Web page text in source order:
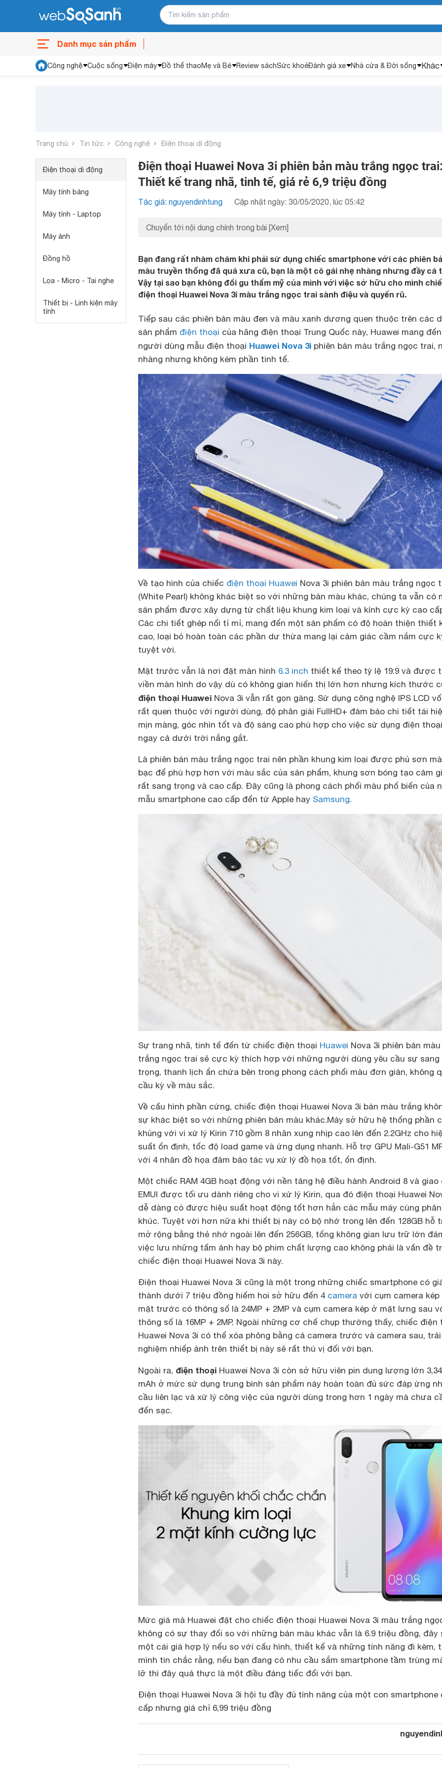
Danh mục sản phẩm
Công nghệ Cuộc sống Điện máy Đồ thể thaoMẹ và Bé Review sáchSức khoẻĐánh giá xe Nhà cửa & Đời sống Khác
Trang chủ Tin tức Công nghệ Điện thoại di động
Điện thoại di động
Máy tính bảng
Máy tính - Laptop
Máy ảnh
Đồng hồ
Loa - Micro - Tai nghe
Thiết bị - Linh kiện máy
tính
Điện thoại Huawei Nova 3i phiên bản màu trắng ngọc
Thiết kế trang nhã, tinh tế, giá rẻ 6,9 triệu đồng
Tác giả: nguyendinhtung Cập nhật ngày: 30/05/2020, lúc 05:42
Chuyển tới nội dung chính trong bài [Xem]
Bạn đang rất nhàm chám khi phải sử dụng chiếc smartphone với các phiên
màu truyền thống đã quá xưa cũ, bạn là một cô gái nhẹ nhàng nhưng đầy cá
Vậy tại sao bạn không đổi gu thẩm mỹ của mình với việc sở hữu cho mình
điện thoại Huawei Nova 3i màu trắng ngọc trai sành điệu và quyến rũ.
Tiếp sau các phiên bản màu đen và màu xanh dương quen thuộc trên các
sản phẩm điện thoại của hãng điện thoại Trung Quốc này, Huawei mang
người dùng mẫu điện thoại Huawei Nova 3i phiên bản màu trắng ngọc trai,
nhàng nhưng không kém phần tinh tế.
Về tạo hình của chiếc điện thoại Huawei Nova 3i phiên bản màu trắng ngọc
(White Pearl) không khác biệt so với những bản màu khác, chúng ta vẫn có
sản phẩm được xây dựng từ chất liệu khung kim loại và kính cực kỳ cao
Các chi tiết ghép nối tỉ mỉ, mang đến một sản phẩm có độ hoàn thiện thiết
cao, loại bỏ hoàn toàn các phần dư thừa mang lại cảm giác cầm nắm cực
tuyệt vời.
Mặt trước vẫn là nơi đặt màn hình 6.3 inch thiết kế theo tỷ lệ 19:9 và được
viền màn hình do vậy dù có không gian hiển thị lớn hơn nhưng kích thước
điện thoại Huawei Nova 3i vẫn rất gọn gàng. Sử dụng công nghệ IPS LCD
rất quen thuộc với người dùng, độ phân giải FullHD+ đảm bảo chi tiết tái
mịn màng, góc nhìn tốt và độ sáng cao phù hợp cho việc sử dụng điện thoại
ngay cả dưới trời nắng gắt.
Là phiên bản màu trắng ngọc trai nên phần khung kim loại được phủ sơn
bạc để phù hợp hơn với màu sắc của sản phẩm, khung sơn bóng tạo cảm
rất sang trọng và cao cấp. Đây cũng là phong cách phối màu phổ biến của
mẫu smartphone cao cấp đến từ Apple hay Samsung.
Sự trang nhã, tinh tế đến từ chiếc điện thoại Huawei Nova 3i phiên bản màu
trắng ngọc trai sẽ cực kỳ thích hợp với những người dùng yêu cầu sự sang
trọng, thanh lịch ẩn chứa bên trong phong cách phối màu đơn giản, không
cầu kỳ về màu sắc.
Về cấu hình phần cứng, chiếc điện thoại Huawei Nova 3i bản màu trắng
sự khác biệt so với những phiên bản màu khác.Máy sở hữu hệ thống phần
khủng với vi xử lý Kirin 710 gồm 8 nhân xung nhịp cao lên đến 2.2GHz cho
suất ổn định, tốc độ load game và ứng dụng nhanh. Hỗ trợ GPU Mali-G51
với 4 nhân đồ họa đảm bảo tác vụ xử lý đồ họa tốt, ổn định.
Một chiếc RAM 4GB hoạt động với nền tảng hệ điều hành Android 8 và giao
EMUI được tối ưu dành riêng cho vi xử lý Kirin, qua đó điện thoại Huawei
dễ dàng có được hiệu suất hoạt động tốt hơn hẳn các mẫu máy cùng phân
khúc. Tuyệt vời hơn nữa khi thiết bị này có bộ nhớ trong lên đến 128GB hỗ
mở rộng bằng thẻ nhớ ngoài lên đến 256GB, tổng không gian lưu trữ lớn
việc lưu những tấm ảnh hay bộ phim chất lượng cao không phải là vấn đề
chiếc điện thoại Huawei Nova 3i này.
Điện thoại Huawei Nova 3i cũng là một trong những chiếc smartphone có
thành dưới 7 triệu đồng hiếm hoi sở hữu đến 4 camera với cụm camera
mặt trước có thông số là 24MP + 2MP và cụm camera kép ở mặt lưng sau
thông số là 16MP + 2MP. Ngoài những cơ chế chụp thường thấy, chiếc điện
Huawei Nova 3i có thể xóa phông bằng cả camera trước và camera sau, trải
nghiệm nhiếp ảnh trên thiết bị này sẽ rất thú vị đối với bạn.
Ngoài ra, điện thoại Huawei Nova 3i còn sở hữu viên pin dung lượng lớn
mAh ở mức sử dụng trung bình sản phẩm này hoàn toàn đủ sức đáp ứng
cầu liên lạc và xử lý công việc của người dùng trong hơn 1 ngày mà chưa
đến sạc.
Mức giá mà Huawei đặt cho chiếc điện thoại Huawei Nova 3i màu trắng
không có sự thay đổi so với những bản màu khác vẫn là 6.9 triệu đồng, đây
một cái giá hợp lý nếu so với cấu hình, thiết kế và những tính năng đi kèm,
mình tin chắc rằng, nếu bạn đang có nhu cầu sắm smartphone tầm trùng
lỡ thì đây quả thực là một điều đáng tiếc đối với bạn.
Điện thoại Huawei Nova 3i hội tụ đầy đủ tính năng của một con smartphone
cấp nhưng giá chỉ 6,99 triệu đồng